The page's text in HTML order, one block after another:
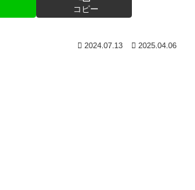
コピー
2024.07.13 2025.04.06